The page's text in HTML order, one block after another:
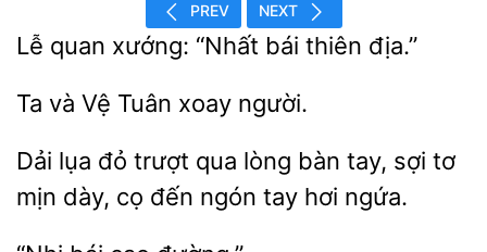
PREV NEXT
quan “Nhất thiên địa.”
Vệ Tuân xoay
Dải lụa đỏ trượt qua lòng
sợi
mịn dày, cọ đến ngón tay hơi ngứa.